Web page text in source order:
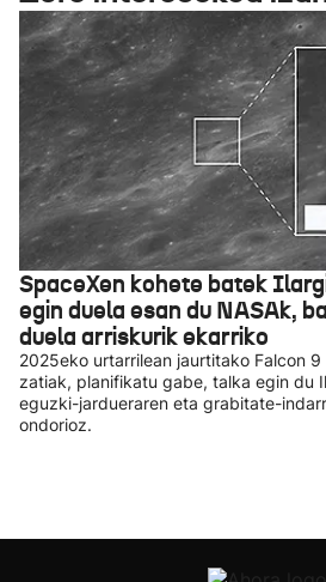
SpaceXen kohete batek
egin duela esan du NASAk,
duela arriskurik ekarriko
2025eko urtarrilean jaurtitako Falcon
zatiak, planifikatu gabe, talka egin du
eguzki-jardueraren eta grabitate-
ondorioz.